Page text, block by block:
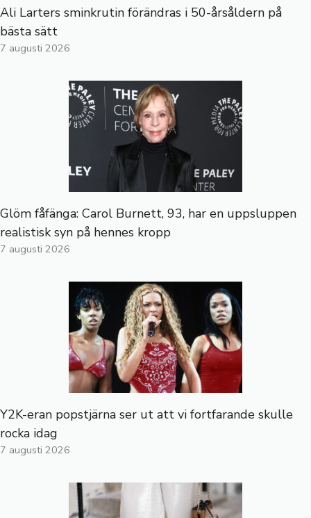
Ali Larters sminkrutin förändras i 50-årsåldern på
bästa sätt
7 augusti 2026
Glöm fåfänga: Carol Burnett, 93, har en uppsluppen
realistisk syn på hennes kropp
7 augusti 2026
Y2K-eran popstjärna ser ut att vi fortfarande skulle
rocka idag
7 augusti 2026